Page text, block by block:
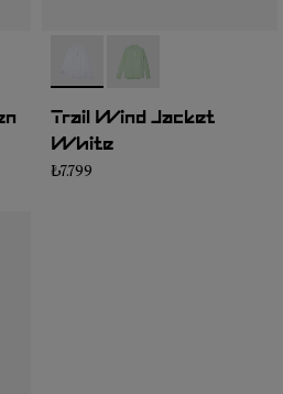
- N1CMWJ1-001- N1CMWJ1-002
Trail Wind Jacket
White
₺7.799